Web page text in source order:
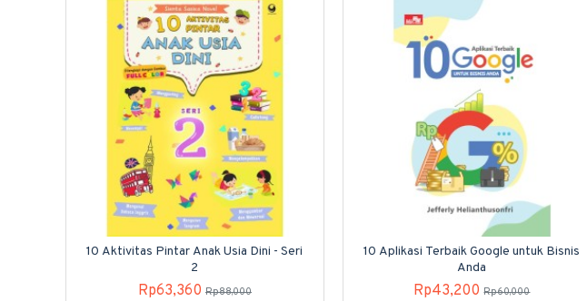
10 Aktivitas Pintar Anak Usia Dini - Seri
2
Rp63,360 Rp88,000
10 Aplikasi Terbaik Google untuk Bisnis
Anda
Rp43,200 Rp60,000